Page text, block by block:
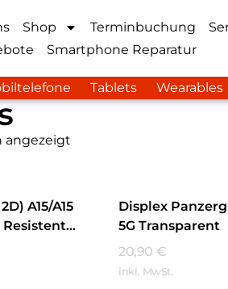
Shop Terminbuchung
Smartphone Reparatur
Tablets Wearables
angezeigt
A15/A15
Resistent
Displex
5G Transparent
20,90 €
inkl. MwSt.